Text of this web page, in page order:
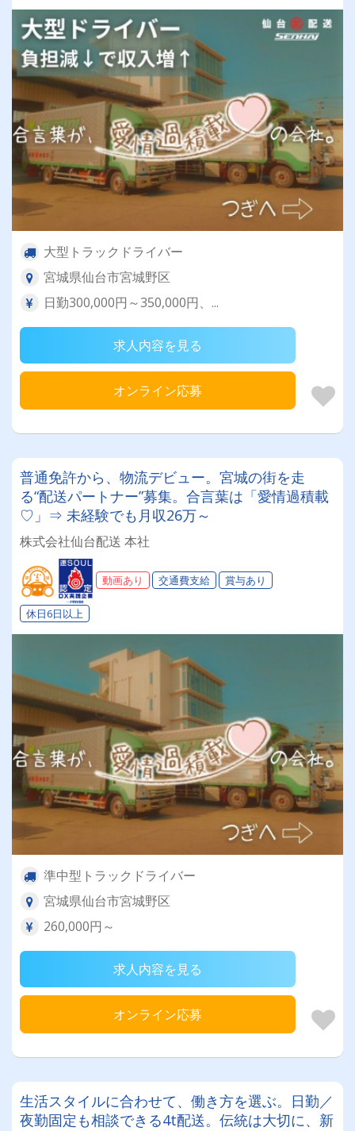
大型トラックドライバー
宮城県仙台市宮城野区
日勤300,000円～350,000円、...
求人内容を見る
オンライン応募
普通免許から、物流デビュー。宮城の街を走
る“配送パートナー”募集。合言葉は「愛情過積載
♡」⇒ 未経験でも月収26万～
株式会社仙台配送 本社
動画あり 交通費支給 賞与あり
休日6日以上
準中型トラックドライバー
宮城県仙台市宮城野区
260,000円～
求人内容を見る
オンライン応募
生活スタイルに合わせて、働き方を選ぶ。日勤／
夜勤固定も相談できる4t配送。伝統は大切に、新